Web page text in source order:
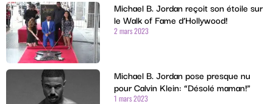
Michael B. Jordan reçoit son étoile sur
le Walk of Fame d’Hollywood!
2 mars 2023
Michael B. Jordan pose presque nu
pour Calvin Klein: “Désolé maman!”
1 mars 2023